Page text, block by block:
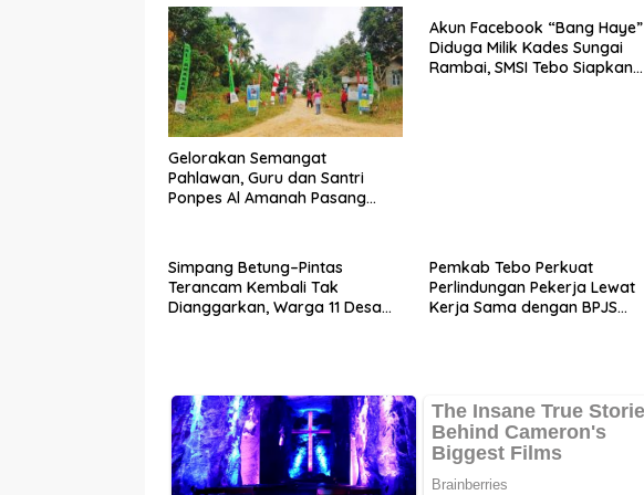
Gelorakan Semangat
Pahlawan, Guru dan Santri
Ponpes Al Amanah Pasang
Akun Facebook “Bang Haye”
Diduga Milik Kades Sungai
Rambai, SMSI Tebo Siapkan
Simpang Betung–Pintas
Terancam Kembali Tak
Dianggarkan, Warga 11 Desa
Pemkab Tebo Perkuat
Perlindungan Pekerja Lewat
Kerja Sama dengan BPJS